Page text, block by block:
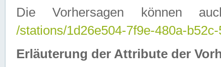
Die Vorhersagen können
/stations/1d26e504-7f9e-480a-
Erläuterung der Attribute der